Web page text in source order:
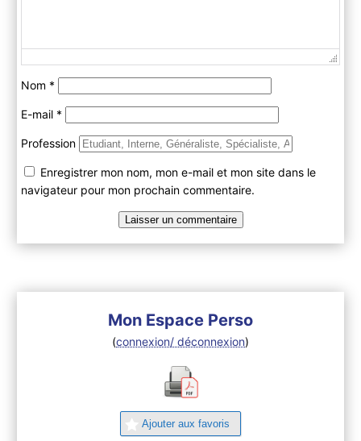
Nom *
E-mail *
Profession
Enregistrer mon nom, mon e-mail et mon site dans le
navigateur pour mon prochain commentaire.
Mon Espace Perso
(connexion/ déconnexion)
Ajouter aux favoris